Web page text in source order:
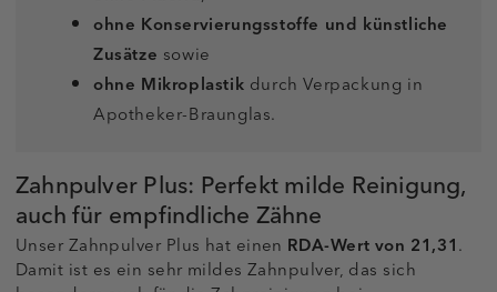
ohne Konservierungsstoffe und künstliche
Zusätze sowie
ohne Mikroplastik durch Verpackung in
Apotheker-Braunglas.
Zahnpulver Plus: Perfekt milde Reinigung,
auch für empfindliche Zähne
Unser Zahnpulver Plus hat einen RDA-Wert von 21,31.
Damit ist es ein sehr mildes Zahnpulver, das sich